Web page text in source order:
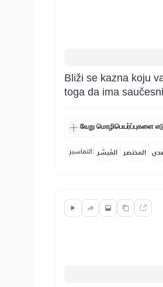
Bliži se kazna koju
toga da ima
வேறு மொழிபெயர்ப்புகளை
التفاسير: المُيسَّر المختصر